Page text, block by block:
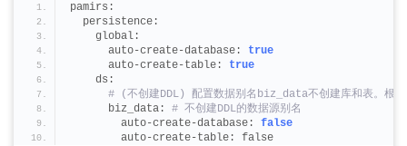
pamirs:
  persistence:
    global:
      auto-create-database:
true
      auto-create-table:
true
    ds:
# (不创建DDL) 配置数据别名biz_data不创建库和表。根据
      biz_data:
# 不创建DDL的数据源别名
        auto-create-database:
false
        auto-create-table: false